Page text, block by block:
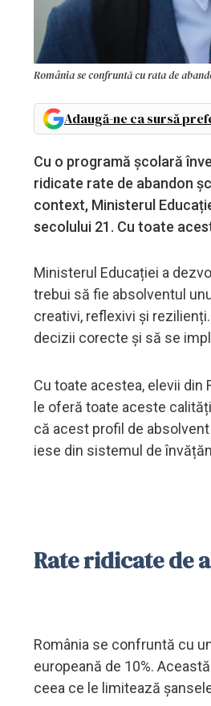
România se confruntă cu rata de
Adaugă-ne ca sursă
Cu o programă școlară
ridicate rate de abandon
context, Ministerul
secolului 21. Cu toate
Ministerul Educației a
trebui să fie absolventul
creativi, reflexivi și
decizii corecte și să se
Cu toate acestea, elevii
le oferă toate aceste
că acest profil de
iese din sistemul de
Rate ridicate de
România se confruntă cu
europeană de 10%.
ceea ce le limitează